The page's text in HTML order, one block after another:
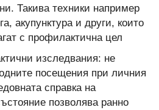
Такива техники например
акупунктура и други, които
с профилактична цел
изследвания: не
посещения при личния
справка на
позволява ранно